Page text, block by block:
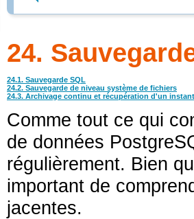
24.
24.1. Sauvegarde SQL
24.2. Sauvegarde de niveau système de fichiers
24.3. Archivage continu et récupération d'un
Comme tout ce qui
de données
régulièrement. Bien
important de
jacentes.